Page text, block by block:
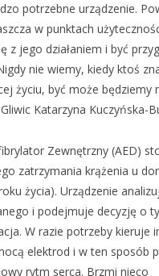
potrzebne urządzenie.
w punktach
z jego działaniem i być
nie wiemy, kiedy ktoś
życiu, być może będziemy
Katarzyna Kuczyńska-
Zewnętrzny (AED)
zatrzymania krążenia u
życia). Urządzenie
i podejmuje decyzję o
W razie potrzeby kieruje
elektrod i w ten sposób
rytm serca. Brzmi nieco